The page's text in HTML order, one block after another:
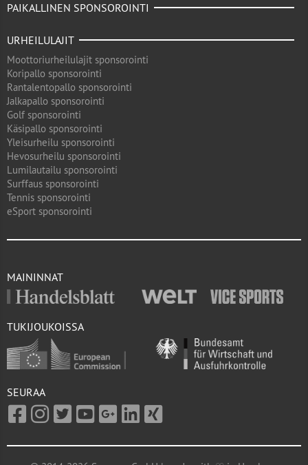
PAIKALLINEN SPONSOROINTI
URHEILULAJIT
Moottoriurheilulajit sponsorointi
Koripallo sponsorointi
Rantalentopallo sponsorointi
Jalkapallo sponsorointi
Golf sponsorointi
Käsipallo sponsorointi
Yleisurheilu sponsorointi
Hevosurheilu sponsorointi
Lumilautailu sponsorointi
Surffaus sponsorointi
Tennis sponsorointi
eSport sponsorointi
MAININNAT
TUKIJOUKOISSA
SEURAA